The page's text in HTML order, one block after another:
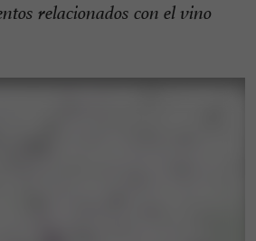
relacionados con el vino